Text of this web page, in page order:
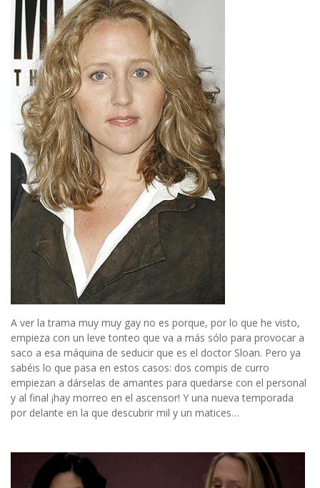
A ver la trama muy muy gay no es porque, por lo que he visto,
empieza con un leve tonteo que va a más sólo para provocar a
saco a esa máquina de seducir que es el doctor Sloan. Pero ya
sabéis lo que pasa en estos casos: dos compis de curro
empiezan a dárselas de amantes para quedarse con el personal
y al final ¡hay morreo en el ascensor! Y una nueva temporada
por delante en la que descubrir mil y un matices…